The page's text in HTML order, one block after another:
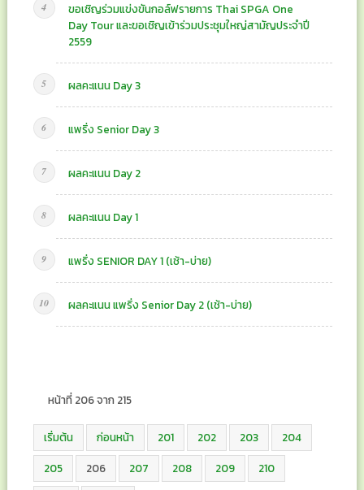
ขอเชิญร่วมแข่งขันกอล์ฟรายการ Thai SPGA One
Day Tour และขอเชิญเข้าร่วมประชุมใหญ่สามัญประจำปี
2559
ผลคะแนน Day 3
แพริ่ง Senior Day 3
ผลคะแนน Day 2
ผลคะแนน Day 1
แพริ่ง SENIOR DAY 1 (เช้า-บ่าย)
ผลคะแนน แพริ่ง Senior Day 2 (เช้า-บ่าย)
หน้าที่ 206 จาก 215
เริ่มต้น ก่อนหน้า 201 202 203
204
205
206 207 208 209
210